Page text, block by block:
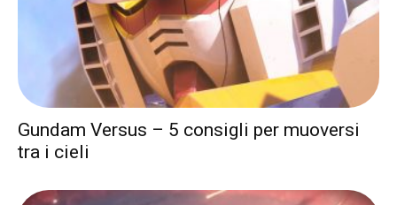
Gundam Versus – 5 consigli per muoversi
tra i cieli